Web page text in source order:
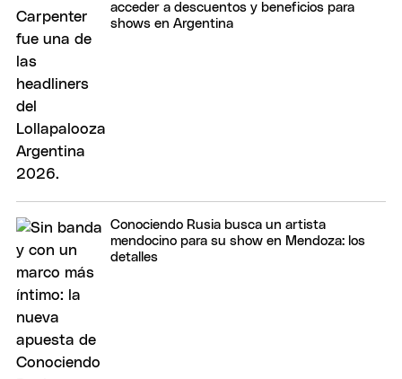
acceder a descuentos y beneficios para
shows en Argentina
Conociendo Rusia busca un artista
mendocino para su show en Mendoza: los
detalles